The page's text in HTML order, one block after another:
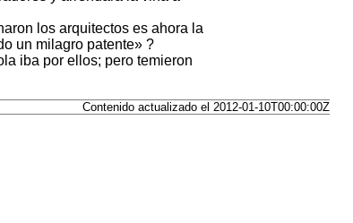
los arquitectos es ahora la
un milagro patente» ?
iba por ellos; pero temieron
Contenido actualizado el 2012-01-10T00:00:00Z